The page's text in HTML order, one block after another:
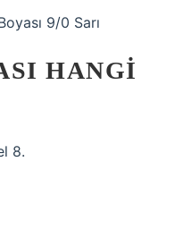
9/0 Sarı
HANGI
8.